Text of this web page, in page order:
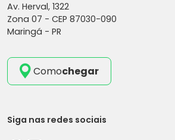
Av. Herval, 1322
Zona 07 - CEP 87030-090
Maringá - PR
Comochegar
Siga nas redes sociais